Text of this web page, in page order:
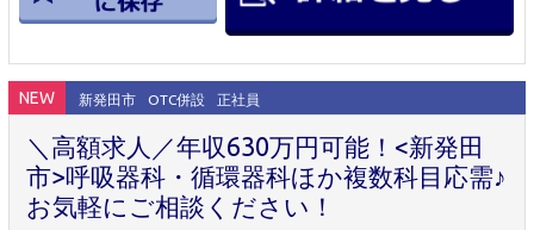
NEW 新発田市 OTC併設 正社員
＼高額求人／年収630万円可能！<新発田
市>呼吸器科・循環器科ほか複数科目応需♪
お気軽にご相談ください！